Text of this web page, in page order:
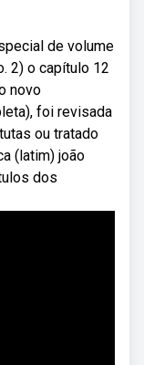
de volume
2) o capítulo 12
novo
foi revisada
ou tratado
(latim) joão
dos